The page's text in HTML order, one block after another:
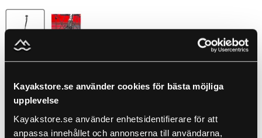
Kayakstore.se använder cookies för bästa möjliga
upplevelse
Kayakstore.se använder enhetsidentifierare för att
anpassa innehållet och annonserna till användarna,
Camera Mount with RAM®
Press-N-Lock™ Base